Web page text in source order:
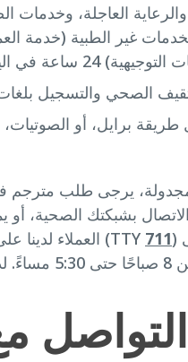
العاجلة، وخدمات
غير الطبية (خدمة
الصحي والتسجيل
برايل، أو الصوتيات،
بشبكتك الصحية، أو
العملاء لدينا (TTY 711) مجانًا، من الاثنين إلى
التواصل